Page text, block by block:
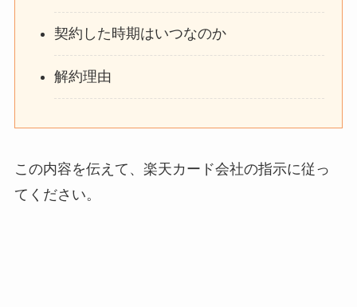
契約した時期はいつなのか
解約理由
この内容を伝えて、楽天カード会社の指示に従っ
てください。